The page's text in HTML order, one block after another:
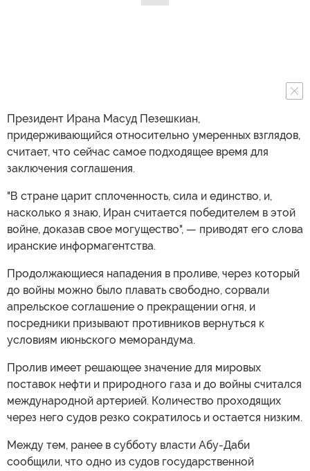
Президент Ирана Масуд Пезешкиан,
придерживающийся относительно умеренных взглядов,
считает, что сейчас самое подходящее время для
заключения соглашения.
"В стране царит сплоченность, сила и единство, и,
насколько я знаю, Иран считается победителем в этой
войне, доказав свое могущество", — приводят его слова
иранские информагентства.
Продолжающиеся нападения в проливе, через который
до войны можно было плавать свободно, сорвали
апрельское соглашение о прекращении огня, и
посредники призывают противников вернуться к
условиям июньского меморандума.
Пролив имеет решающее значение для мировых
поставок нефти и природного газа и до войны считался
международной артерией. Количество проходящих
через него судов резко сократилось и остается низким.
Между тем, ранее в субботу власти Абу-Даби
сообщили, что одно из судов государственной